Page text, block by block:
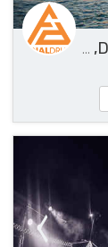
פיינל דראם - Final Drum - תקליטנים - DJ, נגן / הרכב מוזיקלי, שירותי מוזיקה